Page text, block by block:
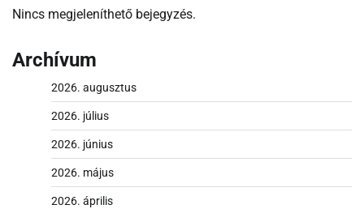
Nincs megjeleníthető bejegyzés.
Archívum
2026. augusztus
2026. július
2026. június
2026. május
2026. április